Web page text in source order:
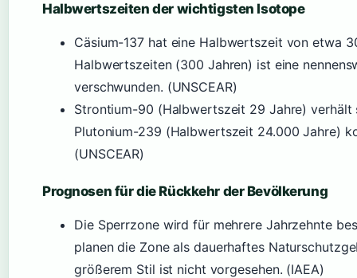
Halbwertszeiten der wichtigsten Isotope
Cäsium-137 hat eine Halbwertszeit von etwa
Halbwertszeiten (300 Jahren) ist eine
verschwunden. (UNSCEAR)
Strontium-90 (Halbwertszeit 29 Jahre)
Plutonium-239 (Halbwertszeit 24.000 Jahre)
(UNSCEAR)
Prognosen für die Rückkehr der Bevölkerung
Die Sperrzone wird für mehrere Jahrzehnte
planen die Zone als dauerhaftes
größerem Stil ist nicht vorgesehen. (IAEA)